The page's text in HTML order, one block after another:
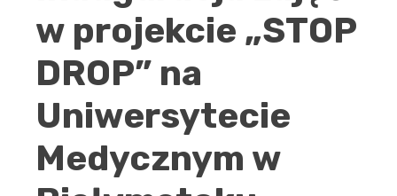
w projekcie „STOP
DROP” na
Uniwersytecie
Medycznym w